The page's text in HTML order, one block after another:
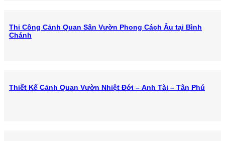
Thi Công Cảnh Quan Sân Vườn Phong Cách Âu tại Bình
Chánh
Thiết Kế Cảnh Quan Vườn Nhiệt Đới – Anh Tài – Tân Phú